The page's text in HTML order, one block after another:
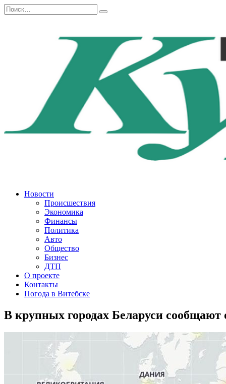
Перейти
к
Search
for:
Новости
Происшествия
Экономика
Финансы
Политика
Авто
Общество
Бизнес
ДТП
О проекте
Контакты
Погода в Витебске
В крупных городах Беларуси сообщают